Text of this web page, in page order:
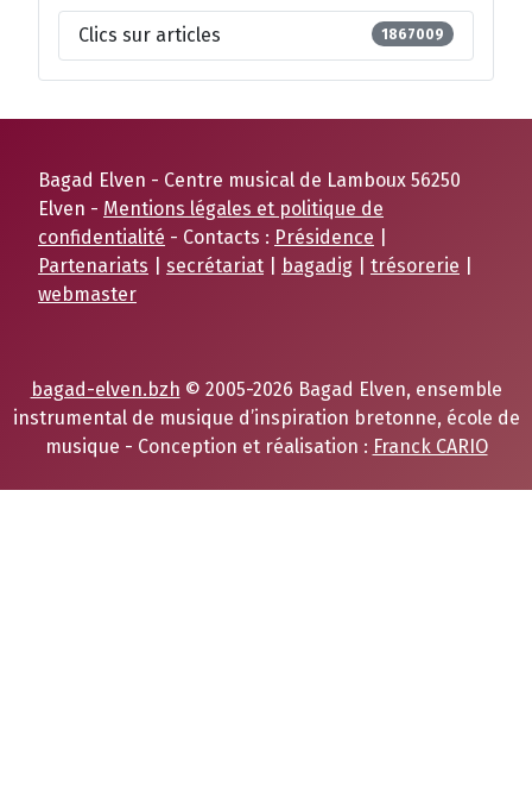
Clics sur articles 1867009
Bagad Elven - Centre musical de Lamboux 56250
Elven - Mentions légales et politique de
confidentialité - Contacts : Présidence
Partenariats
secrétariat bagadig trésorerie
webmaster
bagad-elven.bzh © 2005-2026 Bagad Elven, ensemble
instrumental de musique d’inspiration bretonne, école de
musique - Conception et réalisation : Franck CARIO